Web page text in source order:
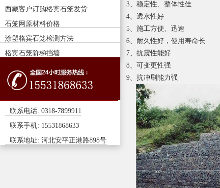
西藏客户订购格宾石笼发货
石笼网原材料价格
涂塑格宾石笼检测方法
格宾石笼阶梯挡墙
联系电话: 0318-7899911
联系手机: 15531868633
联系地址: 河北安平正港路898号
3、稳定性、整体性佳
4、透水性好
5、施工方便、迅速
6、耐久性好，使用寿命长
7、抗震性能好
8、可变更性强
9、抗冲刷能力强